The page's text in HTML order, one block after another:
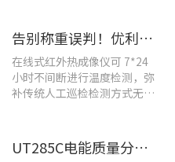
告别称重误判！优利德在线式热成像仪重构新材料铸造注液控制逻辑
在线式红外热成像仪可 7*24
小时不间断进行温度检测，弥
补传统人工巡检检测方式无法
UT285C电能质量分析仪解决充电站三相用电各类难题